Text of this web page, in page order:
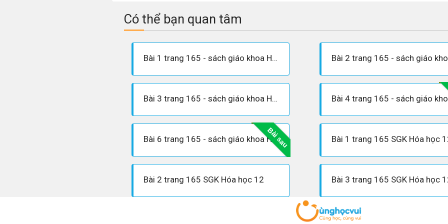
Có thể bạn quan tâm
Bài 1 trang 165 - sách giáo khoa Hóa 12
Bài 3 trang 165 - sách giáo khoa Hóa 12
Bài sau
Bài 6 trang 165 - sách giáo khoa Hóa 12 Bài 1 trang 165 SGK Hóa học
Bài 2 trang 165 SGK Hóa học 12 Bài 3 trang 165 SGK Hóa học